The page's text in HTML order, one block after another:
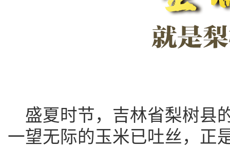
盛夏时节，吉林省梨树县
一望无际的玉米已吐丝，正